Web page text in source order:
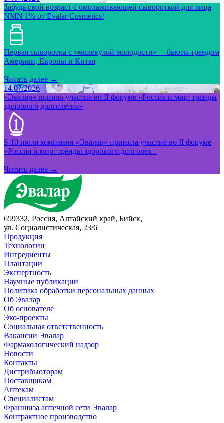
Забудь свой возраст с омолаживающей сывороткой для лица
NMN 1% от Evalar Cosmetics!
Первая сыворотка с «молекулой молодости» – бьюти-трендом
Америки, Европы и Китая
Читать далее →
14.07.2026
«Эвалар» принял участие во II форуме «Россия и мир: тренды
здорового долголетия»
9-10 июля компания «Эвалар» приняла участие во II форуме
«Россия и мир: тренды здорового долголет...
Читать далее →
659332, Россия, Алтайский край, Бийск,
ул. Социалистическая, 23/6
Продукция
Технологии
Ингредиенты
Плантации
Экспертность
Научные публикации
Политика обработки персональных данных
Об Эвалар
Об основателе
Эко-проекты
Социальная ответственность
Вакансии Эвалар
Фармакологический надзор
Новости
Контакты
Дистрибьюторам
Поставщикам
Аптекам
Специалистам
Франшиза аптечной сети Эвалар
Контрактное производство